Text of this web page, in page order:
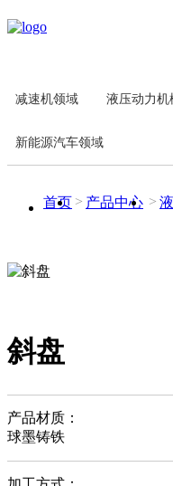
减速机领域 液压动力机
新能源汽车领域
首页 产品中心
斜盘
产品材质：
球墨铸铁